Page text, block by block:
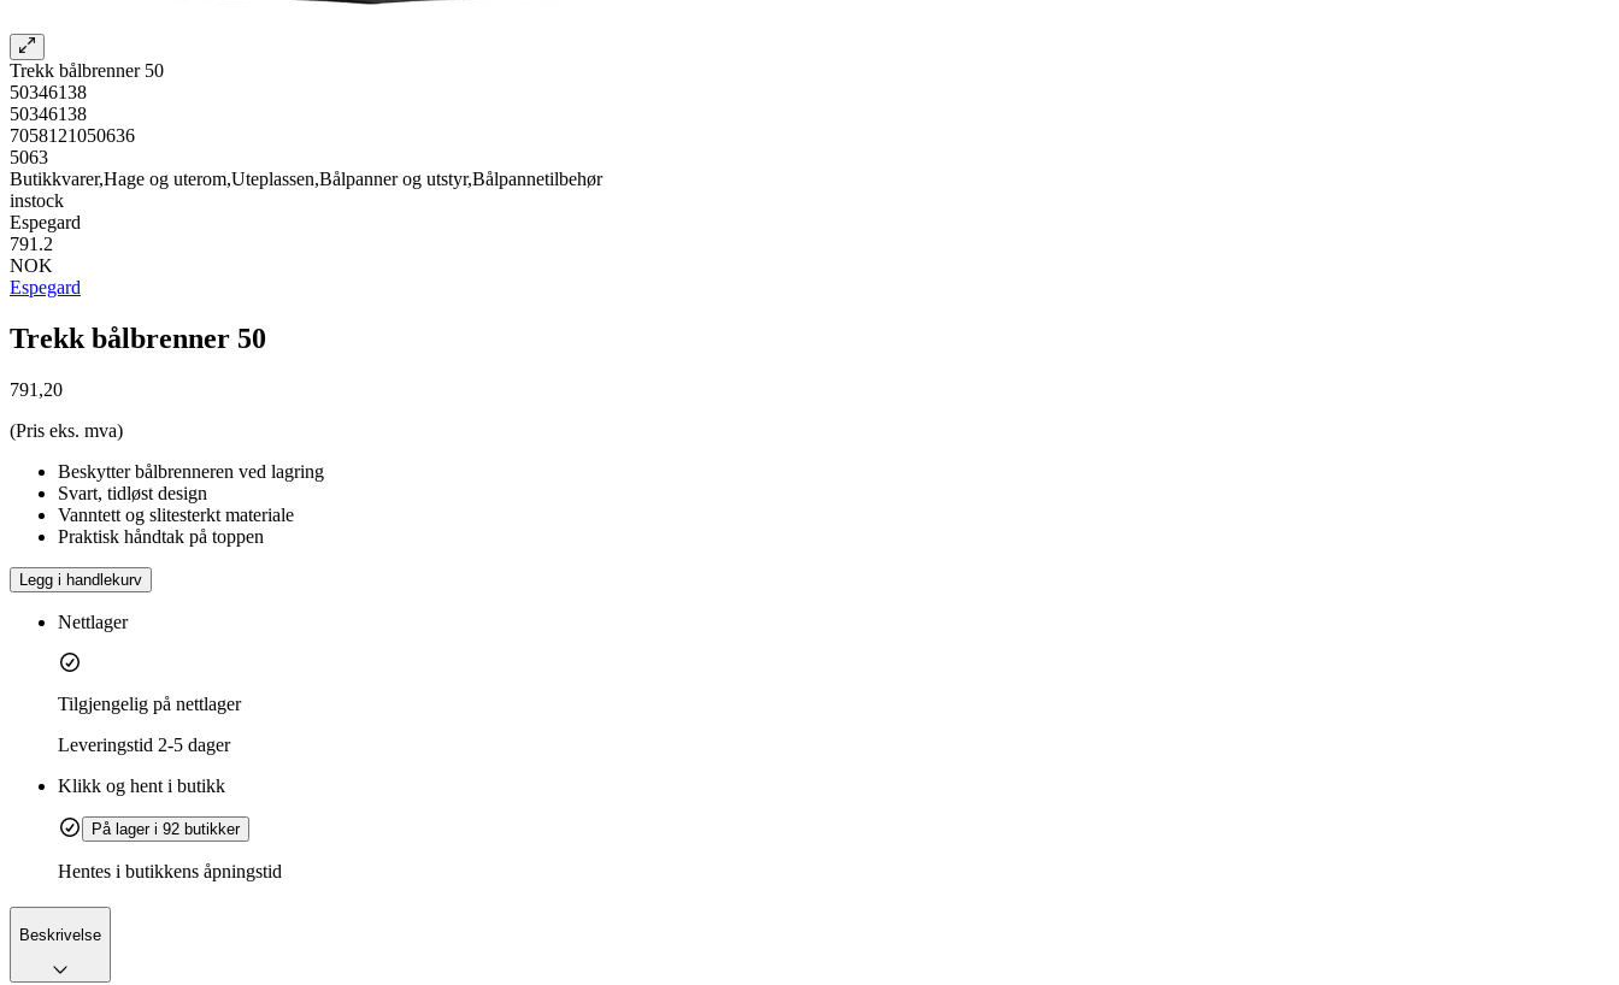
Trekk bålbrenner 50
50346138
50346138
7058121050636
5063
Butikkvarer,Hage og uterom,Uteplassen,Bålpanner og utstyr,Bålpannetilbehør
instock
Espegard
791.2
NOK
Espegard
Trekk bålbrenner 50
791,20
(Pris eks. mva)
Beskytter bålbrenneren ved lagring
Svart, tidløst design
Vanntett og slitesterkt materiale
Praktisk håndtak på toppen
Legg i handlekurv
Nettlager
Tilgjengelig på nettlager
Leveringstid 2-5 dager
Klikk og hent i butikk
På lager i 92 butikker
Hentes i butikkens åpningstid
Beskrivelse